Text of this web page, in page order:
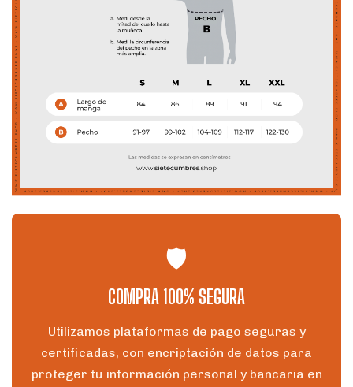
🛡️
COMPRA 100% SEGURA
Utilizamos plataformas de pago seguras y
certificadas, con encriptación de datos para
proteger tu información personal y bancaria en